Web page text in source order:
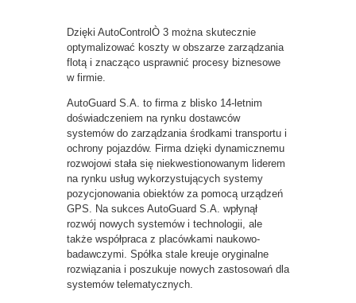
Dzięki AutoControlÒ 3 można skutecznie
optymalizować koszty w obszarze zarządzania
flotą i znacząco usprawnić procesy biznesowe
w firmie.
AutoGuard S.A. to firma z blisko 14-letnim
doświadczeniem na rynku dostawców
systemów do zarządzania środkami transportu i
ochrony pojazdów. Firma dzięki dynamicznemu
rozwojowi stała się niekwestionowanym liderem
na rynku usług wykorzystujących systemy
pozycjonowania obiektów za pomocą urządzeń
GPS. Na sukces AutoGuard S.A. wpłynął
rozwój nowych systemów i technologii, ale
także współpraca z placówkami naukowo-
badawczymi. Spółka stale kreuje oryginalne
rozwiązania i poszukuje nowych zastosowań dla
systemów telematycznych.